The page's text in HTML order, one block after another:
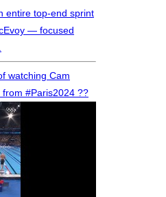
entire top-end sprint
— focused
watching Cam
#Paris2024 ??